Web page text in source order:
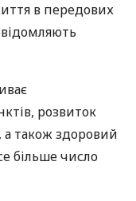
в передових
розвиток
також здоровий
більше число